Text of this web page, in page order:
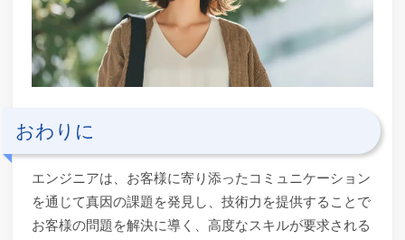
おわりに
エンジニアは、お客様に寄り添ったコミュニケーション
を通じて真因の課題を発見し、技術力を提供することで
お客様の問題を解決に導く、高度なスキルが要求される